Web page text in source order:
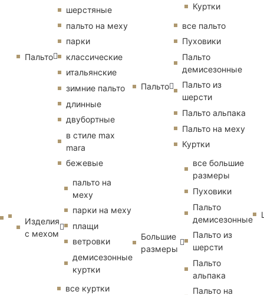
Пальто
шерстяные
пальто на меху
парки
классические
итальянские
зимние пальто
длинные
двубортные
в стиле max
mara
бежевые
Изделия
с мехом
пальто на
меху
парки на меху
плащи
ветровки
демисезонные
куртки
все куртки
Куртки
Пальто
все пальто
Пуховики
Пальто
демисезонные
Пальто из
шерсти
Пальто альпака
Пальто на меху
Куртки
Большие
размеры
все большие
размеры
Пуховики
Пальто
демисезонные
Пальто из
шерсти
Пальто
альпака
Пальто на